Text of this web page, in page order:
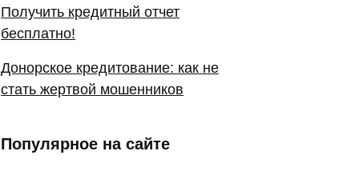
Получить кредитный отчет
бесплатно!
Донорское кредитование: как не
стать жертвой мошенников
Популярное на сайте